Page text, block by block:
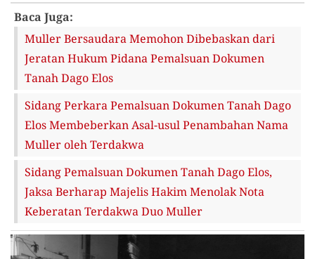
Baca Juga:
Muller Bersaudara Memohon Dibebaskan dari
Jeratan Hukum Pidana Pemalsuan Dokumen
Tanah Dago Elos
Sidang Perkara Pemalsuan Dokumen Tanah Dago
Elos Membeberkan Asal-usul Penambahan Nama
Muller oleh Terdakwa
Sidang Pemalsuan Dokumen Tanah Dago Elos,
Jaksa Berharap Majelis Hakim Menolak Nota
Keberatan Terdakwa Duo Muller